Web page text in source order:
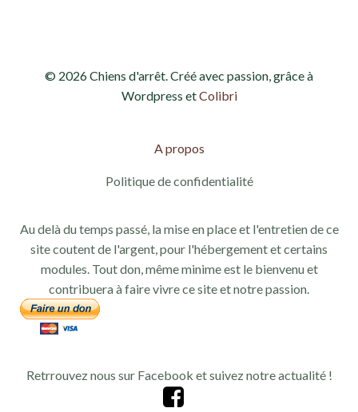
© 2026 Chiens d'arrêt. Créé avec passion, grâce à
Wordpress etColibri
A propos
Politique de confidentialité
Au delà du temps passé, la mise en place et l'entretien de ce
site coutent de l'argent, pour l'hébergement et certains
modules. Tout don, même minime est le bienvenu et
contribuera à faire vivre ce site et notre passion.
Retrrouvez nous sur Facebook et suivez notre actualité !